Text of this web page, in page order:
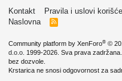
Kontakt
Pravila i uslovi
Naslovna
R
Community platform by XenForo® ©
d.o.o. 1999-2026. Sva prava
bez dozvole.
Krstarica ne snosi odgovornost za